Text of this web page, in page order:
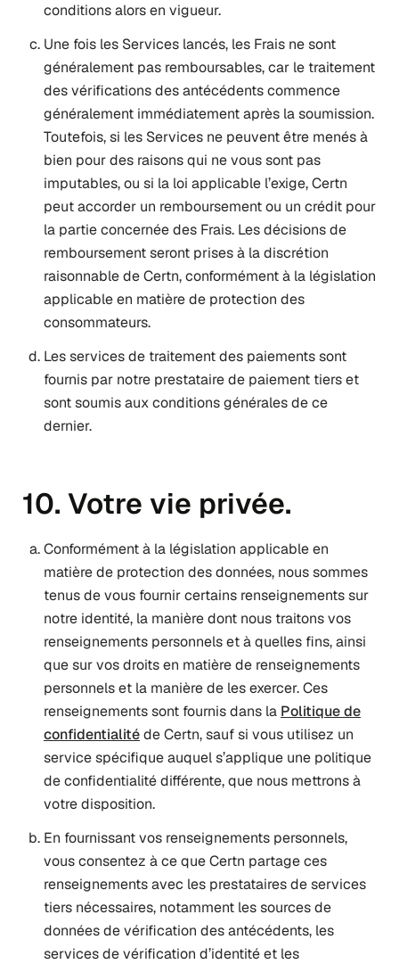
conditions alors en vigueur.
Une fois les Services lancés, les Frais ne sont
généralement pas remboursables, car le traitement
des vérifications des antécédents commence
généralement immédiatement après la soumission.
Toutefois, si les Services ne peuvent être menés à
bien pour des raisons qui ne vous sont pas
imputables, ou si la loi applicable l’exige, Certn
peut accorder un remboursement ou un crédit pour
la partie concernée des Frais. Les décisions de
remboursement seront prises à la discrétion
raisonnable de Certn, conformément à la législation
applicable en matière de protection des
consommateurs.
Les services de traitement des paiements sont
fournis par notre prestataire de paiement tiers et
sont soumis aux conditions générales de ce
dernier.
10. Votre vie privée.
Conformément à la législation applicable en
matière de protection des données, nous sommes
tenus de vous fournir certains renseignements sur
notre identité, la manière dont nous traitons vos
renseignements personnels et à quelles fins, ainsi
que sur vos droits en matière de renseignements
personnels et la manière de les exercer. Ces
renseignements sont fournis dans la Politique de
confidentialitéde Certn, sauf si vous utilisez un
service spécifique auquel s’applique une politique
de confidentialité différente, que nous mettrons à
votre disposition.
En fournissant vos renseignements personnels,
vous consentez à ce que Certn partage ces
renseignements avec les prestataires de services
tiers nécessaires, notamment les sources de
données de vérification des antécédents, les
services de vérification d’identité et les